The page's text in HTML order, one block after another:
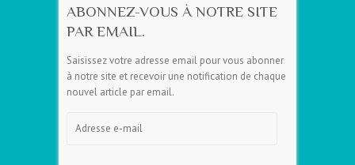
ABONNEZ-VOUS À NOTRE SITE
PAR EMAIL.
Saisissez votre adresse email pour vous abonner
à notre site et recevoir une notification de chaque
nouvel article par email.